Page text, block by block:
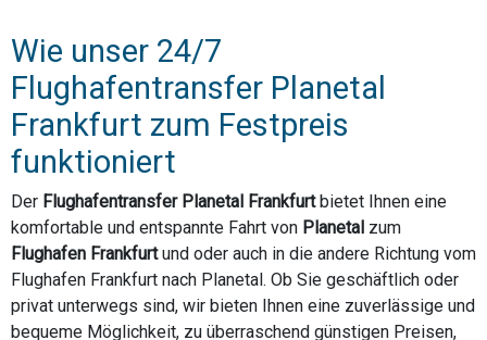
Wie unser 24/7
Flughafentransfer Planetal
Frankfurt zum Festpreis
funktioniert
Der Flughafentransfer Planetal Frankfurtbietet Ihnen eine
komfortable und entspannte Fahrt von Planetal zum
Flughafen Frankfurtund oder auch in die andere Richtung vom
Flughafen Frankfurt nach Planetal. Ob Sie geschäftlich oder
privat unterwegs sind, wir bieten Ihnen eine zuverlässige und
bequeme Möglichkeit, zu überraschend günstigen Preisen,